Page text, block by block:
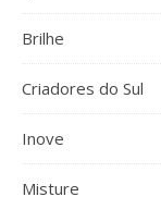
Brilhe
Criadores do Sul
Inove
Misture